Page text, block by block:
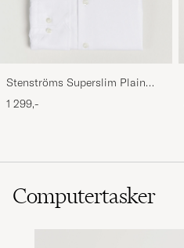
Stenströms Superslim Plain
Shirt White
1 299,-
Computertasker